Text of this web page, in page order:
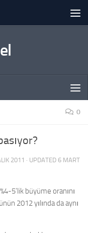
0
2011 · UPDATED 6 MART
5’lik büyüme oranını
2012 yılında da aynı